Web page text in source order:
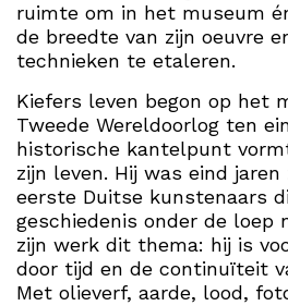
ruimte om in het museum
de breedte van zijn oeuvre
technieken te etaleren.
Kiefers leven begon op het
Tweede Wereldoorlog ten
historische kantelpunt
zijn leven. Hij was eind
eerste Duitse kunstenaars
geschiedenis onder de loep
zijn werk dit thema: hij is
door tijd en de continuïteit
Met olieverf, aarde, lood,